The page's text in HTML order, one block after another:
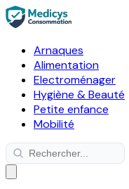
Arnaques
Alimentation
Electroménager
Hygiène & Beauté
Petite enfance
Mobilité